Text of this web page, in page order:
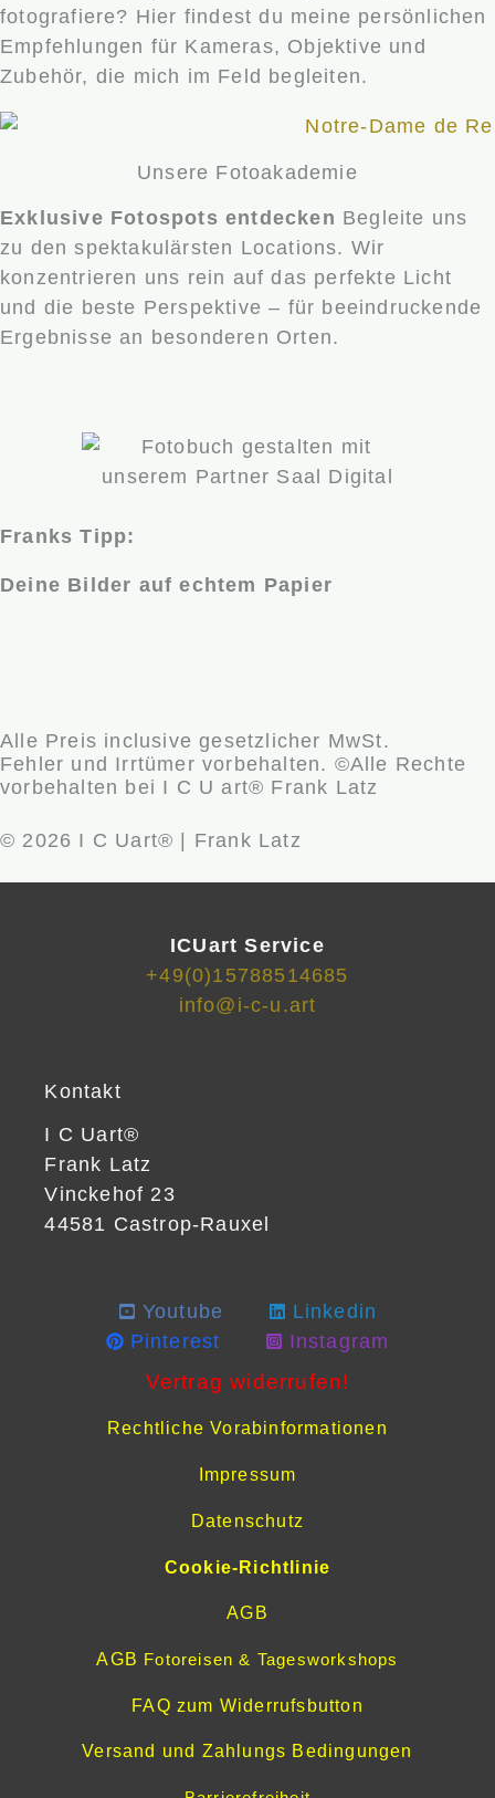
fotografiere? Hier findest du meine persönlichen
Empfehlungen für Kameras, Objektive und
Zubehör, die mich im Feld begleiten.
Unsere Fotoakademie
Exklusive Fotospots entdecken Begleite uns
zu den spektakulärsten Locations. Wir
konzentrieren uns rein auf das perfekte Licht
und die beste Perspektive – für beeindruckende
Ergebnisse an besonderen Orten.
Franks Tipp:
Deine Bilder auf echtem Papier
Alle Preis inclusive gesetzlicher MwSt.
Fehler und Irrtümer vorbehalten. ©Alle Rechte
vorbehalten bei I C U art® Frank Latz
© 2026 I C Uart® | Frank Latz
ICUart Service
+49(0)15788514685
info@i-c-u.art
Kontakt
I C Uart®
Frank Latz
Vinckehof 23
44581 Castrop-Rauxel
Youtube
Linkedin
Pinterest
Instagram
Vertrag widerrufen!
Rechtliche Vorabinformationen
Impressum
Datenschutz
Cookie-Richtlinie
AGB
AGB Fotoreisen & Tagesworkshops
FAQ zum Widerrufsbutton
Versand und Zahlungs Bedingungen